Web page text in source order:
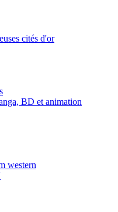
cités d'or
BD et animation
western